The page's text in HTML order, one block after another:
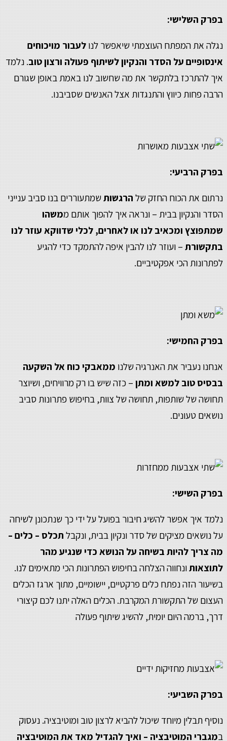
בפרק השלישי:
נגלה את המפתח העוצמתי שיאפשר לנו לעבור מויכוחים
אינסופיים על הסדר והנקיון לשיתוף פעולה ורצון טוב. נלמד
איך להתרכז בלתקשר את מה שחשוב לנו באמת באופן שגורם
הרבה פחות כיווץ והתנגדות אצל האנשים שסביבנו.
בפרק הרביעי:
נרתום את הכוח החזק של הרגשותשמתעוררים בנו סביב ענייני
הסדר והנקיון בבית – ונראה איך להפוך אותם ממשהו
שמתפוצץ ומכאיב לנו או לאחרים, לכלי שדווקא עוזר לנו
בתקשורת – ועוזר לנו להבין איפה להתמקד כדי להגיע
לפתרונות הכי אפקטיביים.
בפרק החמישי:
אנחנו נעביר את האנרגיה שלנו ממאבקי כוח אל השקעה
בבסיס טוב למשא ומתן – כזה שיש בו רק מרוויחים, ושיוצר
תחושה של שותפות, תחושה של צוות, בחיפוש פתרונות סביב
נושאים טעונים.
בפרק השישי:
נלמד איך אפשר להשיג חיבור בפועל על ידי כך שנתכונן לשיחה
על נושאים מציקים של סדר ונקיון בבית, ונקבל תכלס – כלים –
מה צריך להיות בשיחה על הנושא כדי שנגיע מהר
לתוצאותונחווה הצלחה בחיפוש הפתרונות הכי מתאימים לנו.
בשיעור הזה נפתח כלים פרקטיים, יישומיים, מתוך ארגז הכלים
העצום של התקשורת המקרבת. הכלים האלה יתנו לכם קיצורי
דרך, ברמה היום יומית, להשיג שיתוף פעולה
בפרק השביעי:
נוסיף תבלין מיוחד שיכול להביא לרצון טוב ומוטיבציה. נעסוק
במגברי המוטיבציה – ואיך להגדיל מאד את המוטיבציה